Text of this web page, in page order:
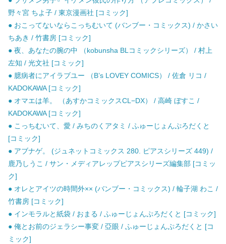
野々宮 ちよ子 / 東京漫画社 [コミック]
● おこってないならこっちむいて (バンブー・コミックス) / かさい
ちあき / 竹書房 [コミック]
● 夜、あなたの腕の中 （kobunsha BLコミックシリーズ） / 村上
左知 / 光文社 [コミック]
● 臆病者にアイラブユー （B’s LOVEY COMICS） / 佐倉 リコ /
KADOKAWA [コミック]
● オマエは羊。 （あすかコミックスCL−DX） / 高崎 ぼすこ /
KADOKAWA [コミック]
● こっちむいて、愛 / みちのくアタミ / ふゅーじょんぷろだくと
[コミック]
● アブナゲ。 (ジュネットコミックス 280. ピアスシリーズ 449) /
鹿乃しうこ / サン・メディアレップピアスシリーズ編集部 [コミッ
ク]
● オレとアイツの時間外×× (バンブー・コミックス) / 輪子湖 わこ /
竹書房 [コミック]
● インモラルと紙袋 / おまる / ふゅーじょんぷろだくと [コミック]
● 俺とお前のジェラシー事変 / 亞眼 / ふゅーじょんぷろだくと [コ
ミック]